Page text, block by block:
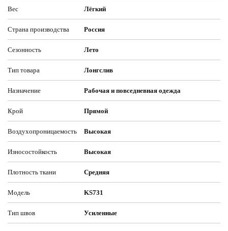
Вес Лёгкий
Страна производства Россия
Сезонность Лето
Тип товара Лонгслив
Назначение Рабочая и повседневная одежда
Крой Прямой
Воздухопроницаемость Высокая
Износостойкость Высокая
Плотность ткани Средняя
Модель KS731
Тип швов Усиленные